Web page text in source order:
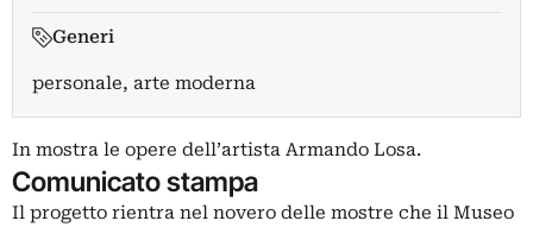
Generi
personale, arte moderna
In mostra le opere dell’artista Armando Losa.
Comunicato stampa
Il progetto rientra nel novero delle mostre che il Museo